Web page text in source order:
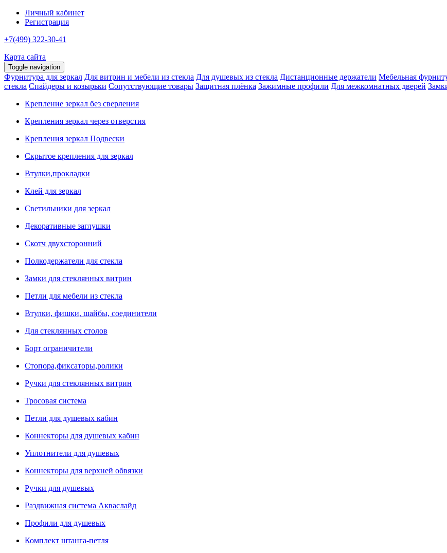
Личный кабинет
Регистрация
+7(499) 322-30-41
Карта сайта
Toggle navigation
Фурнитура для зеркал Для витрин и мебели из стекла Для душевых из стекла Дистанционные держатели Мебельная
стекла Спайдеры и козырьки Сопутствующие товары Защитная плёнка Зажимные профили Для межкомнатных дверей
Крепление зеркал без сверления
Крепления зеркал через отверстия
Крепления зеркал Подвески
Скрытое крепления для зеркал
Втулки,прокладки
Клей для зеркал
Светильники для зеркал
Декоративные заглушки
Скотч двухсторонний
Полкодержатели для стекла
Замки для стеклянных витрин
Петли для мебели из стекла
Втулки, фишки, шайбы, соединители
Для стеклянных столов
Борт ограничители
Стопора,фиксаторы,ролики
Ручки для стеклянных витрин
Тросовая система
Петли для душевых кабин
Коннекторы для душевых кабин
Уплотнители для душевых
Коннекторы для верхней обвязки
Ручки для душевых
Раздвижная система Акваслайд
Профили для душевых
Комплект штанга-петля